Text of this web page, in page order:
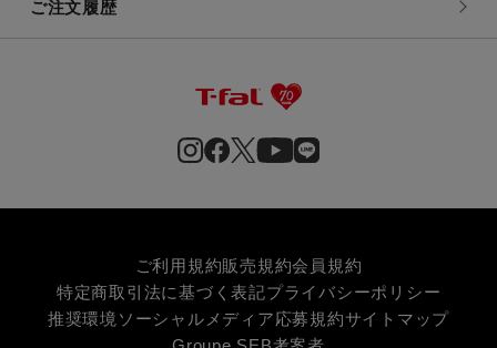
ご注文履歴
ご利用規約販売規約会員規約
特定商取引法に基づく表記プライバシーポリシー
推奨環境 ソーシャルメディア応募規約サイトマップ